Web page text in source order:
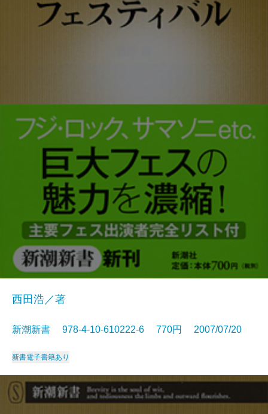
西田浩／著
新潮新書 978-4-10-610222-6 770円 2007/07/20
新書電子書籍あり